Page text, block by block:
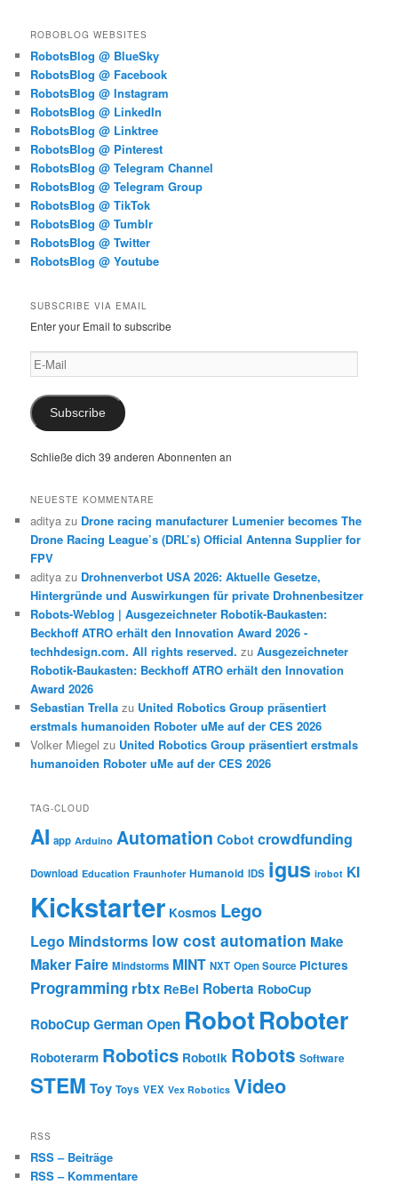
ROBOBLOG WEBSITES
RobotsBlog @ BlueSky
RobotsBlog @ Facebook
RobotsBlog @ Instagram
RobotsBlog @ LinkedIn
RobotsBlog @ Linktree
RobotsBlog @ Pinterest
RobotsBlog @ Telegram Channel
RobotsBlog @ Telegram Group
RobotsBlog @ TikTok
RobotsBlog @ Tumblr
RobotsBlog @ Twitter
RobotsBlog @ Youtube
SUBSCRIBE VIA EMAIL
Enter your Email to subscribe
E-
Mail
Subscribe
Schließe dich 39 anderen Abonnenten an
NEUESTE KOMMENTARE
aditya zu Drone racing manufacturer Lumenier becomes The
Drone Racing League’s (DRL’s) Official Antenna Supplier for
FPV
aditya zu Drohnenverbot USA 2026: Aktuelle Gesetze,
Hintergründe und Auswirkungen für private Drohnenbesitzer
Robots-Weblog | Ausgezeichneter Robotik-Baukasten:
Beckhoff ATRO erhält den Innovation Award 2026 -
techhdesign.com. All rights reserved. zuAusgezeichneter
Robotik-Baukasten: Beckhoff ATRO erhält den Innovation
Award 2026
Sebastian Trella zu United Robotics Group präsentiert
erstmals humanoiden Roboter uMe auf der CES 2026
Volker Miegel zu United Robotics Group präsentiert erstmals
humanoiden Roboter uMe auf der CES 2026
TAG-CLOUD
AI app Arduino Automation Cobot crowdfunding
Download Education Fraunhofer Humanoid IDS igus irobot KI
Kickstarter Kosmos Lego
Lego Mindstorms low cost automation Make
Maker Faire Mindstorms MINT NXT Open Source Pictures
Programming rbtx ReBel Roberta RoboCup
RoboCup German Open RobotRoboter
Roboterarm Robotics Robotik Robots Software
STEM Toy Toys VEX Vex Robotics Video
RSS
RSS – Beiträge
RSS – Kommentare